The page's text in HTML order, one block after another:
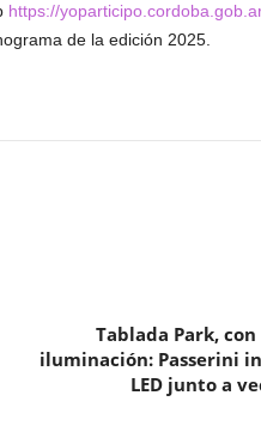
https://
de la edición 2025.
Tablada Park,
iluminación: Passerini
LED junto a